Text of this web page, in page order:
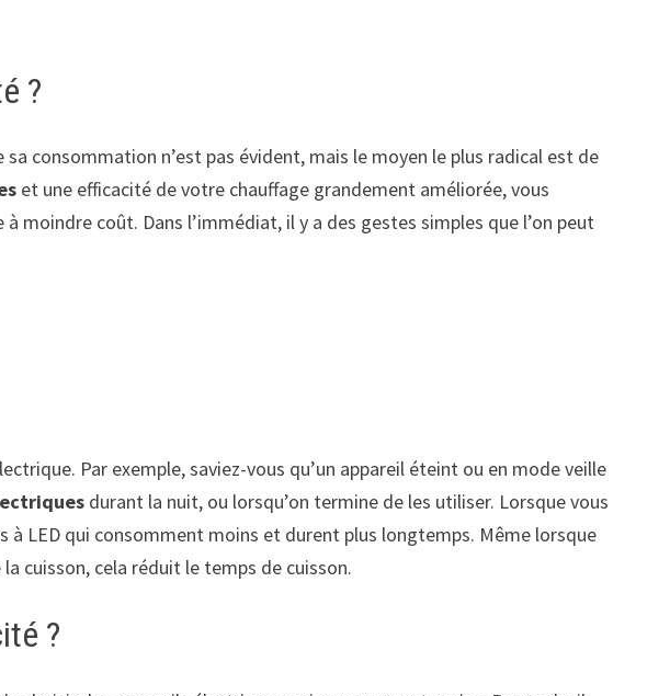
?
consommation n’est pas évident, mais le moyen le plus radical est de
et une efficacité de votre chauffage grandement améliorée, vous
coût. Dans l’immédiat, il y a des gestes simples que l’on peut
Par exemple, saviez-vous qu’un appareil éteint ou en mode veille
durant la nuit, ou lorsqu’on termine de les utiliser. Lorsque vous
à LED qui consomment moins et durent plus longtemps. Même lorsque
cuisson, cela réduit le temps de cuisson.
?